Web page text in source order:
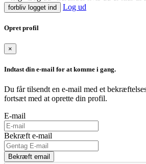
forbliv logget ind Log ud
Opret profil
×
Indtast din e-mail for at komme i gang.
Du får tilsendt en e-mail med et
fortsæt med at oprette din profil.
E-mail
Bekræft e-mail
Bekræft email